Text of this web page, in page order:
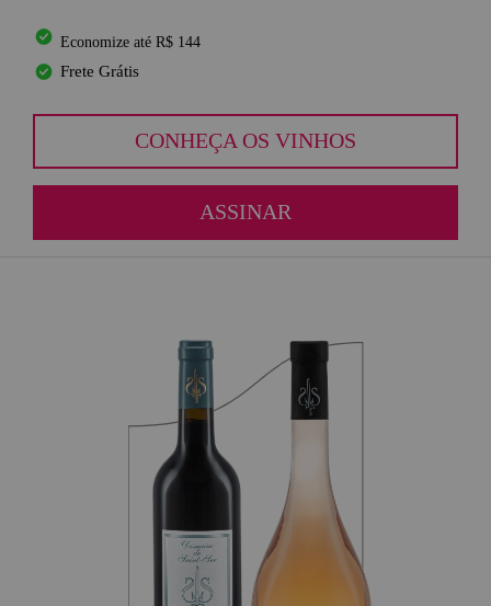
Economize até R$ 144
Frete Grátis
CONHEÇA OS VINHOS
ASSINAR